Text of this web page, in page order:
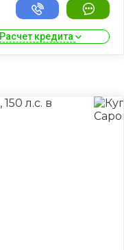
Расчет кредита